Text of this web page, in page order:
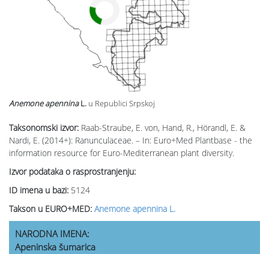
Taksonomski izvor: Raab-Straube, E. von, Hand, R., Hörandl, E. &
Nardi, E. (2014+): Ranunculaceae. – In: Euro+Med Plantbase - the
information resource for Euro-Mediterranean plant diversity.
Izvor podataka o rasprostranjenju:
ID imena u bazi: 5124
Takson u EURO+MED: Anemone apennina L.
Anemone apenninaL. u Republici Srpskoj
NARODNA IMENA:
Apeninska šumarica